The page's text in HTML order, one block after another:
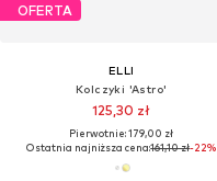
OFERTA
ELLI
Kolczyki 'Astro'
125,30 zł
Pierwotnie: 179,00 zł
Ostatnia najniższa cena:161,10 zł-22%